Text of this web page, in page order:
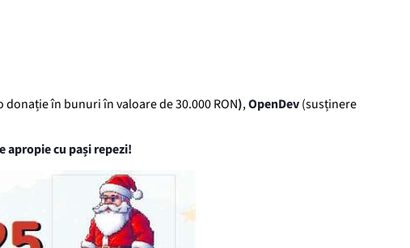
în bunuri în valoare de 30.000 RON),OpenDev(susținere
cu pași repezi!